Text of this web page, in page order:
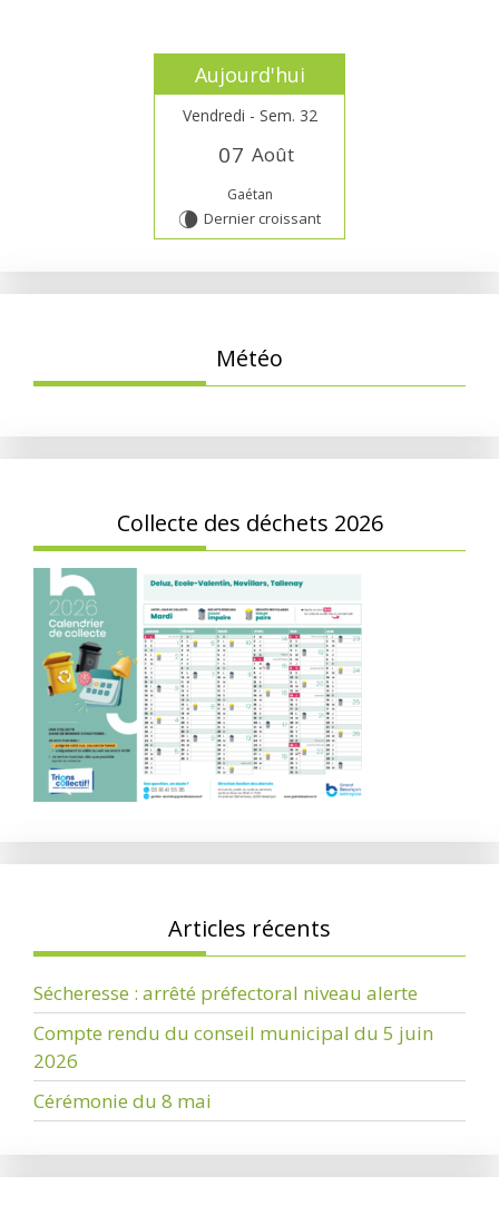
Aujourd'hui
Vendredi - Sem. 32
07 Août
Gaétan
V Dernier croissant
Météo
Collecte des déchets 2026
Articles récents
Sécheresse : arrêté préfectoral niveau alerte
Compte rendu du conseil municipal du 5 juin
2026
Cérémonie du 8 mai